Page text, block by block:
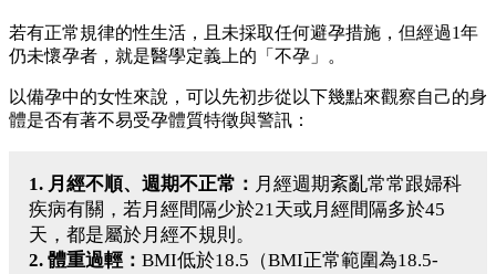
若有正常規律的性生活，且未採取任何避孕措施，但經過1年
仍未懷孕者，就是醫學定義上的「不孕」
。
以備孕中的女性來說，可以先初步從以下幾點來觀察自己的身
體是否有著不易受孕體質特徵與警訊：
1. 月經不順、週期不正常： 月經週期紊亂常常跟婦科
疾病有關，若月經間隔少於21天或月經間隔多於45
天，都是屬於月經不規則。
2. 體重過輕： BMI低於18.5（BMI正常範圍為18.5-